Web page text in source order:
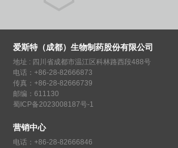
爱斯特（成都）生物制药股份有限公司
地址 : 四川省成都市温江区科林路西段488号
电话：+86-28-82666873
传真：+86-28-82666739
邮编：611130
蜀ICP备2023008187号-1
营销中心
电话：+86-28-82666846